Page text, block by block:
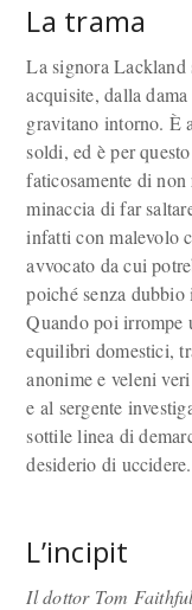
La trama
La signora Lackland
acquisite, dalla
gravitano intorno. È
soldi, ed è per
faticosamente di
minaccia di far
infatti con malevolo
avvocato da cui
poiché senza
Quando poi irrompe
equilibri domestici,
anonime e veleni
e al sergente
sottile linea di
desiderio di uccidere.
L’incipit
Il dottor Tom